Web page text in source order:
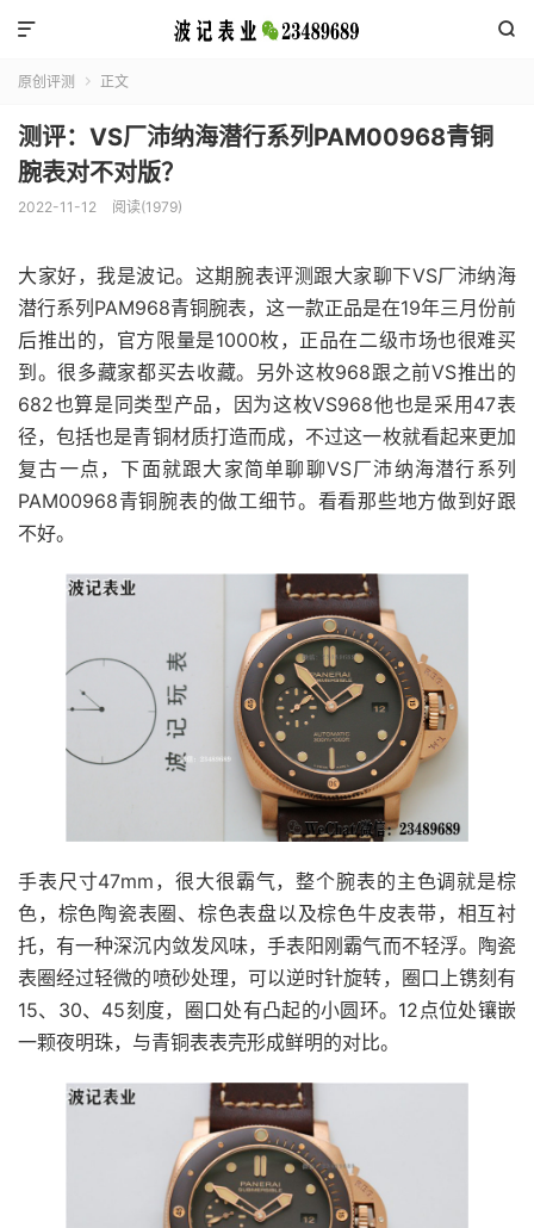


原创评测  正文
测评：VS厂沛纳海潜行系列PAM00968青铜
腕表对不对版？
2022-11-12 阅读(1979)
大家好，我是波记。这期腕表评测跟大家聊下VS厂沛纳海
潜行系列PAM968青铜腕表，这一款正品是在19年三月份前
后推出的，官方限量是1000枚，正品在二级市场也很难买
到。很多藏家都买去收藏。另外这枚968跟之前VS推出的
682也算是同类型产品，因为这枚VS968他也是采用47表
径，包括也是青铜材质打造而成，不过这一枚就看起来更加
复古一点，下面就跟大家简单聊聊VS厂沛纳海潜行系列
PAM00968青铜腕表的做工细节。看看那些地方做到好跟
不好。
手表尺寸47mm，很大很霸气，整个腕表的主色调就是棕
色，棕色陶瓷表圈、棕色表盘以及棕色牛皮表带，相互衬
托，有一种深沉内敛发风味，手表阳刚霸气而不轻浮。陶瓷
表圈经过轻微的喷砂处理，可以逆时针旋转，圈口上镌刻有
15、30、45刻度，圈口处有凸起的小圆环。12点位处镶嵌
一颗夜明珠，与青铜表表壳形成鲜明的对比。